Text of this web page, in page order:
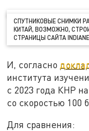
СПУТНИКОВЫЕ СНИМКИ
КИТАЙ, ВОЗМОЖНО,
СТРАНИЦЫ САЙТА
И, согласно
института
с 2023 года КНР
со скоростью 100
Для сравнения: